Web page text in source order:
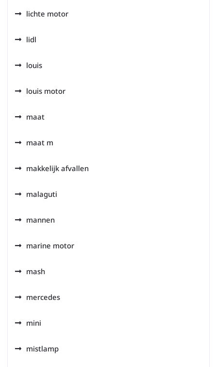
lichte motor
lidl
louis
louis motor
maat
maat m
makkelijk afvallen
malaguti
mannen
marine motor
mash
mercedes
mini
mistlamp